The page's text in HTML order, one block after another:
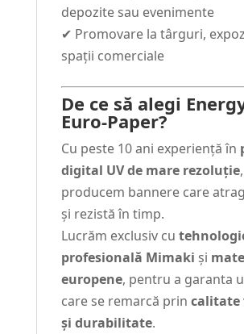
depozite sau evenimente
✔ Promovare la târguri,
spații comerciale
De ce să alegi
Euro-Paper?
Cu peste 10 ani experiență în
digital UV de mare rezoluție,
producem bannere care
și rezistă în timp.
Lucrăm exclusiv cu
profesională Mimaki și
europene, pentru a garanta
care se remarcă prin calitate
și durabilitate.